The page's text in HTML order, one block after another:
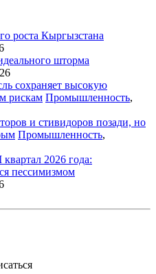
роста Кыргызстана
шторма
сохраняет высокую
рискам Промышленность,
и стивидоров позади, но
Промышленность,
2026 года:
пессимизмом